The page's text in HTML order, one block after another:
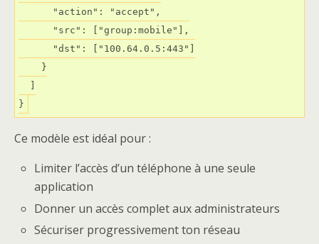
      "action": "accept",
      "src": ["group:mobile"],
      "dst": ["100.64.0.5:443"]
    }
Ce modèle est idéal pour :
Limiter l’accès d’un téléphone à une seule
application
Donner un accès complet aux administrateurs
Sécuriser progressivement ton réseau